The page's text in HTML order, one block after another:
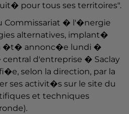
pour tous ses territoires".
Commissariat � l'�nergie
alternatives, implant�
�t� annonc�e lundi �
d'entreprise � Saclay
selon la direction, par la
ses activit�s sur le site du
et techniques